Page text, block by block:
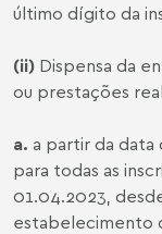
último dígito da
(ii) Dispensa da
ou prestações
a. a partir da data
para todas as
01.04.2023,
estabelecimento